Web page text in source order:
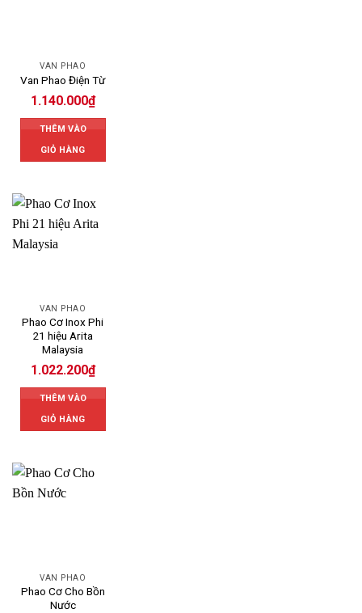
VAN PHAO
Van Phao Điện Từ
1.140.000₫
THÊM VÀO
GIỎ HÀNG
VAN PHAO
Phao Cơ Inox Phi
21 hiệu Arita
Malaysia
1.022.200₫
THÊM VÀO
GIỎ HÀNG
VAN PHAO
Phao Cơ Cho Bồn
Nước